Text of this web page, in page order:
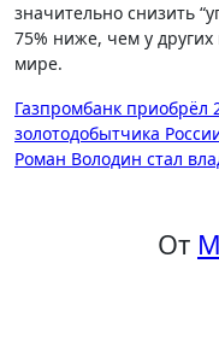
значительно снизить
75% ниже, чем у
мире.
Навигация
по
Газпромбанк приобрёл
золотодобытчика
Роман Володин стал
От